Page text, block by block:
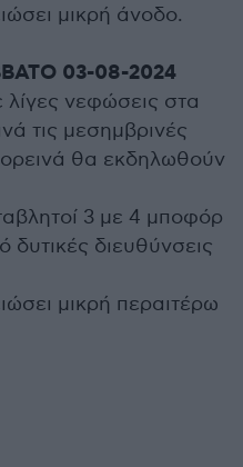
μικρή άνοδο.
03-08-2024
λίγες νεφώσεις στα
τις μεσημβρινές
θα εκδηλωθούν
3 με 4 μποφόρ
δυτικές διευθύνσεις
μικρή περαιτέρω